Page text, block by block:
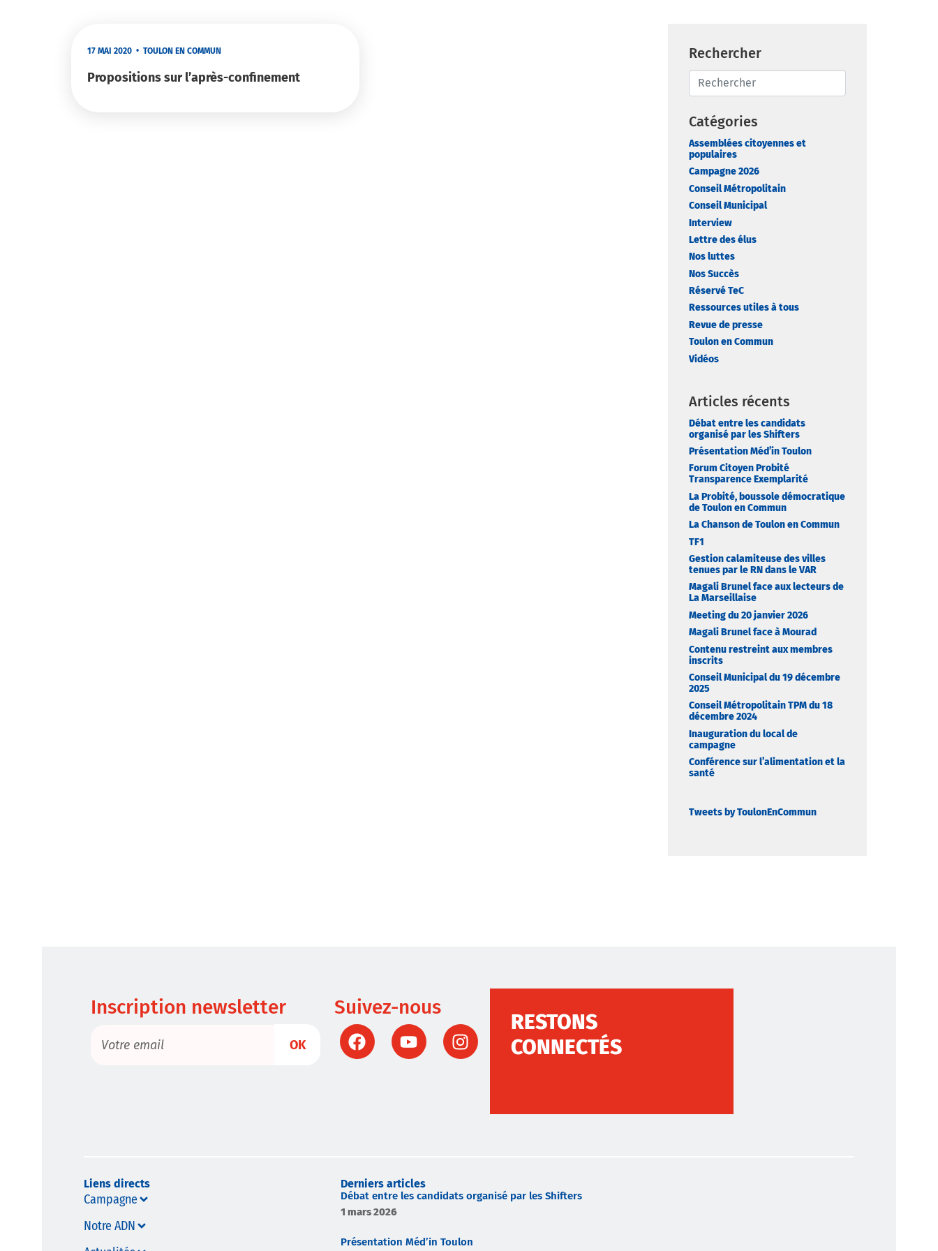
17 MAI 2020 • TOULON EN COMMUN
Propositions sur l’après-confinement
Rechercher
Catégories
Assemblées citoyennes et
populaires
Campagne 2026
Conseil Métropolitain
Conseil Municipal
Interview
Lettre des élus
Nos luttes
Nos Succès
Réservé TeC
Ressources utiles à tous
Revue de presse
Toulon en Commun
Vidéos
Articles récents
Débat entre les candidats
organisé par les Shifters
Présentation Méd’in Toulon
Forum Citoyen Probité
Transparence Exemplarité
La Probité, boussole démocratique
de Toulon en Commun
La Chanson de Toulon en Commun
TF1
Gestion calamiteuse des villes
tenues par le RN dans le VAR
Magali Brunel face aux lecteurs de
La Marseillaise
Meeting du 20 janvier 2026
Magali Brunel face à Mourad
Contenu restreint aux membres
inscrits
Conseil Municipal du 19 décembre
2025
Conseil Métropolitain TPM du 18
décembre 2024
Inauguration du local de
campagne
Conférence sur l’alimentation et la
santé
Tweets by ToulonEnCommun
Inscription newsletter
OK
Suivez-nous
RESTONS
CONNECTÉS
Liens directs
Campagne
Notre ADN
Derniers articles
Débat entre les candidats organisé par les Shifters
1 mars 2026
Présentation Méd’in Toulon